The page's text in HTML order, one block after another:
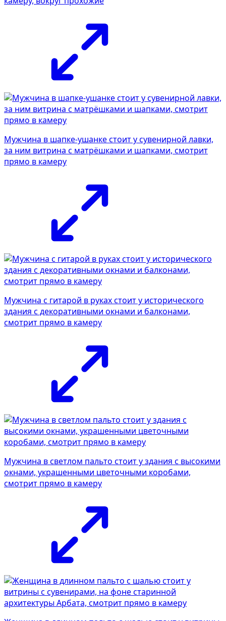
Мужчина в шапке-ушанке стоит у сувенирной лавки,
за ним витрина с матрёшками и шапками, смотрит
прямо в камеру
Мужчина с гитарой в руках стоит у исторического
здания с декоративными окнами и балконами,
смотрит прямо в камеру
Мужчина в светлом пальто стоит у здания с высокими
окнами, украшенными цветочными коробами,
смотрит прямо в камеру